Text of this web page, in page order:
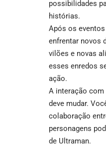
possibilidades
histórias.
Após os
enfrentar novos
vilões e novas
esses enredos
ação.
A interação
deve mudar.
colaboração
personagens
de Ultraman.